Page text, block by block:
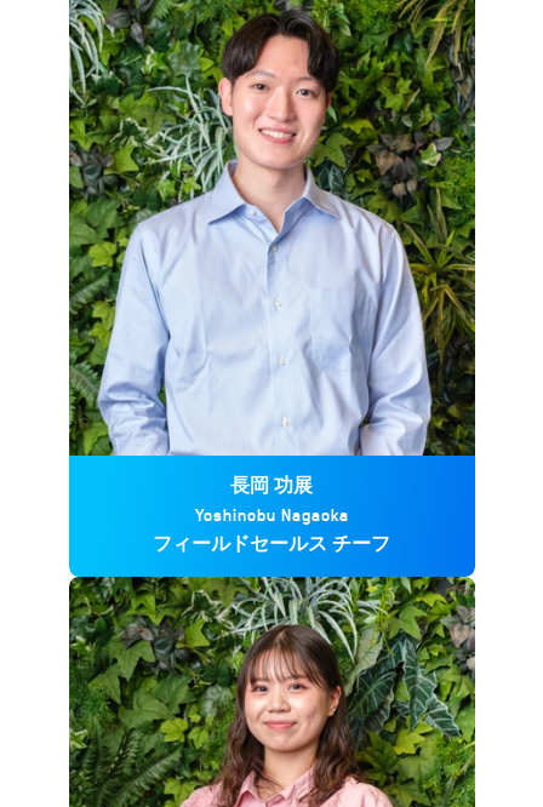
長岡 功展
Yoshinobu Nagaoka
フィールドセールス チーフ